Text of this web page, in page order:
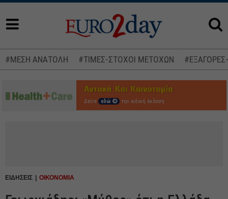
#ΜΕΣΗ ΑΝΑΤΟΛΗ #ΤΙΜΕΣ-ΣΤΟΧΟΙ ΜΕΤΟΧΩΝ
Δείτε εδώ την ειδική έκδοση
ΕΙΔΗΣΕΙΣ ΟΙΚΟΝΟΜΙΑ